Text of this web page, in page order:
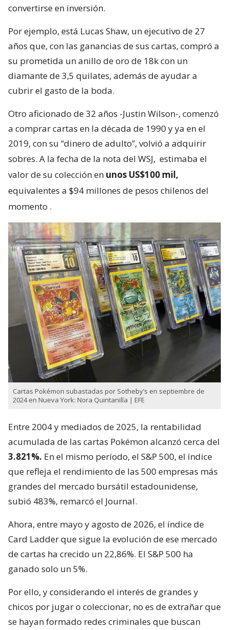
convertirse en inversión.
Por ejemplo, está Lucas Shaw, un ejecutivo de 27
años que, con las ganancias de sus cartas, compró a
su prometida un anillo de oro de 18k con un
diamante de 3,5 quilates, además de ayudar a
cubrir el gasto de la boda.
Otro aficionado de 32 años -Justin Wilson-, comenzó
a comprar cartas en la década de 1990 y ya en el
2019, con su “dinero de adulto”, volvió a adquirir
sobres. A la fecha de la nota del WSJ, estimaba el
valor de su colección en unos US$100 mil,
equivalentes a $94 millones de pesos chilenos del
momento .
Cartas Pokémon subastadas por Sotheby’s en septiembre de
2024 en Nueva York: Nora Quintanilla | EFE
Entre 2004 y mediados de 2025, la rentabilidad
acumulada de las cartas Pokémon alcanzó cerca del
3.821%. En el mismo período, el S&P 500, el índice
que refleja el rendimiento de las 500 empresas más
grandes del mercado bursátil estadounidense,
subió 483%, remarcó el Journal.
Ahora, entre mayo y agosto de 2026, el índice de
Card Ladder que sigue la evolución de ese mercado
de cartas ha crecido un 22,86%. El S&P 500 ha
ganado solo un 5%.
Por ello, y considerando el interés de grandes y
chicos por jugar o coleccionar, no es de extrañar que
se hayan formado redes criminales que buscan